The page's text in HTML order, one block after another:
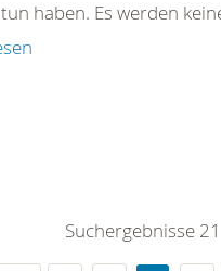
haben. Es werden
Suchergebnisse